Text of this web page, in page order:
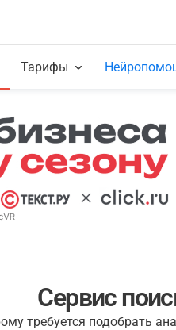
Тарифы
Сервис
требуется подобрать